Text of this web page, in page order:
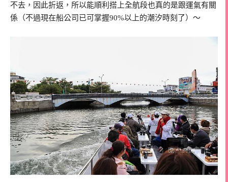
不去，因此折返，所以能順利搭上全航段也真的是跟運氣有關
係（不過現在船公司已可掌握90%以上的潮汐時刻了）～